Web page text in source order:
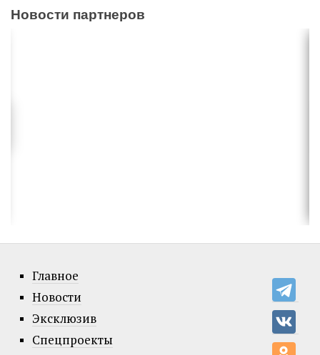
Новости партнеров
Главное
Новости
Эксклюзив
Спецпроекты